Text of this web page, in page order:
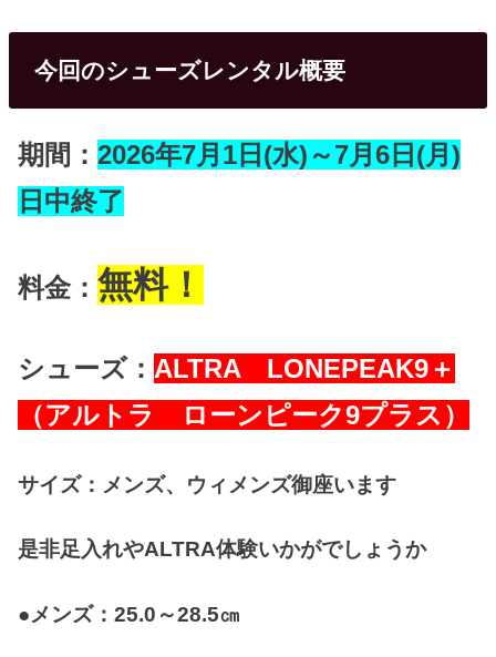
今回のシューズレンタル概要
期間：2026年7月1日(水)～7月6日(月)
日中終了
料金：無料！
シューズ： ALTRA LONEPEAK9＋
（アルトラ ローンピーク9プラス）
サイズ：メンズ、ウィメンズ御座います
是非足入れやALTRA体験いかがでしょうか
●メンズ：25.0～28.5㎝